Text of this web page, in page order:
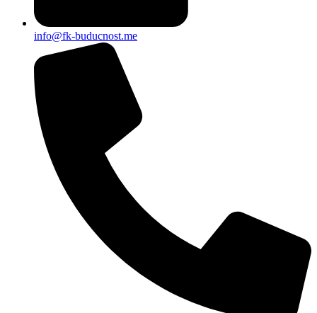
info@fk-buducnost.me